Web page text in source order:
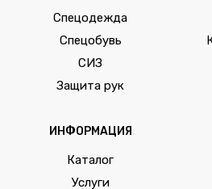
Спецодежда
Спецобувь
СИЗ
Защита рук
ИНФОРМАЦИЯ
Каталог
Услуги